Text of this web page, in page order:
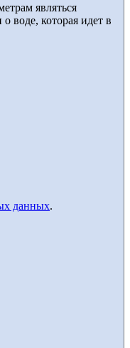
являться
воде, которая идет в
данных.